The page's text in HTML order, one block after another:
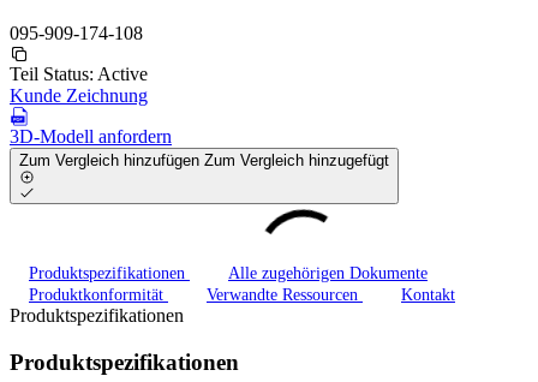
095-909-174-108
Teil Status: Active
Kunde Zeichnung
3D-Modell anfordern
Zum Vergleich hinzufügen Zum Vergleich hinzugefügt
Produktspezifikationen
Alle zugehörigen Dokumente
Produktkonformität
Verwandte Ressourcen Kontakt
Produktspezifikationen
Produktspezifikationen